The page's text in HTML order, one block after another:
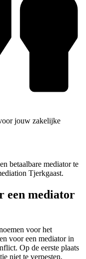
jouw zakelijke
betaalbare mediator te
Tjerkgaast.
een mediator
voor het
voor een mediator in
Op de eerste plaats
niet te verpesten,